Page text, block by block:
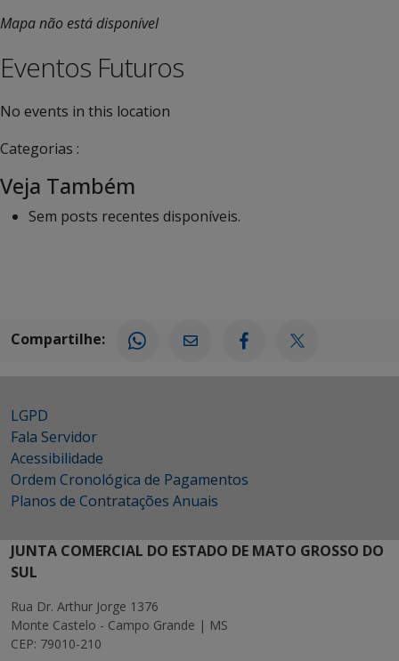
Mapa não está disponível
Eventos Futuros
No events in this location
Categorias :
Veja Também
Sem posts recentes disponíveis.
Compartilhe:
LGPD
Fala Servidor
Acessibilidade
Ordem Cronológica de Pagamentos
Planos de Contratações Anuais
JUNTA COMERCIAL DO ESTADO DE MATO GROSSO DO
SUL
Rua Dr. Arthur Jorge 1376
Monte Castelo - Campo Grande | MS
CEP: 79010-210